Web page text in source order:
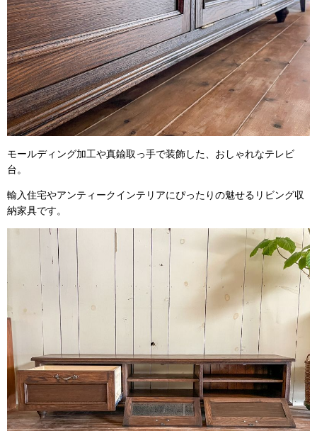
モールディング加工や真鍮取っ手で装飾した、おしゃれなテレビ
台。
輸入住宅やアンティークインテリアにぴったりの魅せるリビング収
納家具です。